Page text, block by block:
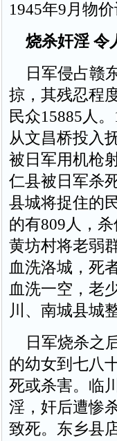
1945年9月物价
烧杀奸淫 令
日军侵占赣
掠，其残忍程
民众15885人
从文昌桥投入
被日军用机枪
仁县被日军杀
县城将捉住的
的有809人，
黄坊村将老弱
血洗洛城，死
血洗一空，老
川、南城县城
日军烧杀之
的幼女到七八
死或杀害。临
淫，奸后遭惨
致死。东乡县